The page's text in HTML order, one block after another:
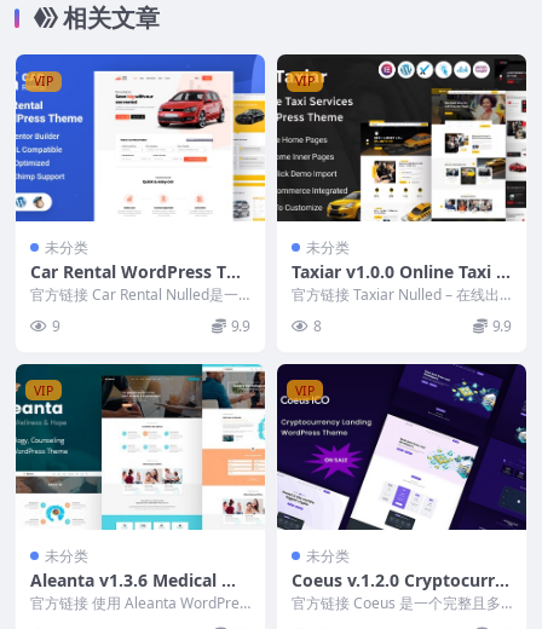
相关文章
VIP
未分类
Car Rental WordPress The
me Landing Page v4.2 [Ac
官方链接 Car Rental Nulled是一
9 9.9
VIP
未分类
Taxiar v1.0.0 Online Taxi S
ervice WordPress Theme
官方链接 Taxiar Nulled – 在线出
8 9.9
VIP
未分类
Aleanta v1.3.6 Medical Wo
rdPress Theme
官方链接 使用 Aleanta WordPres
s 主题，您的网站可以像您提供
VIP
未分类
Coeus v.1.2.0 Cryptocurre
ncy Landing Page WordPr
ess Theme
官方链接 Coeus 是一个完整且多
功能的登陆页面 WordPress 主